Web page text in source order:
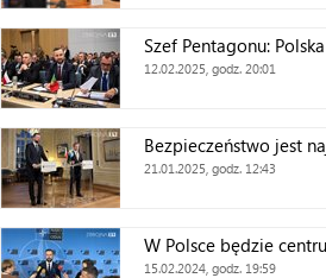
Szef Pentagonu:
12.02.2025, godz. 20:01
Bezpieczeństwo jest
21.01.2025, godz. 12:43
W Polsce będzie
15.02.2024, godz. 19:59